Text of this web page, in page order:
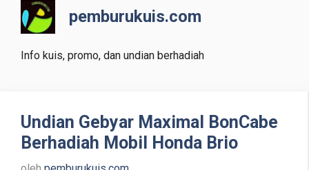
pemburukuis.com
Info kuis, promo, dan undian berhadiah
Undian Gebyar Maximal BonCabe
Berhadiah Mobil Honda Brio